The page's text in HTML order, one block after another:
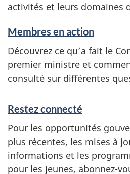
activités et leurs domaines
Membres en action
Découvrez ce qu’a fait le
premier ministre et
consulté sur différentes
Restez connecté
Pour les opportunités
plus récentes, les mises à
informations et les
pour les jeunes, abonnez-